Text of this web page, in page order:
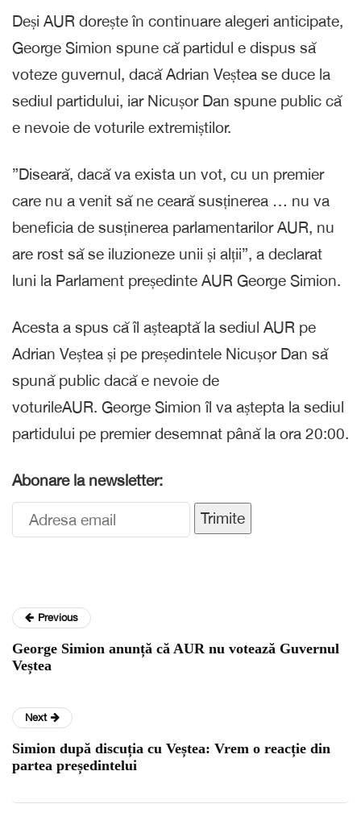
Deși AUR dorește în continuare alegeri anticipate,
George Simion spune că partidul e dispus să
voteze guvernul, dacă Adrian Veștea se duce la
sediul partidului, iar Nicușor Dan spune public că
e nevoie de voturile extremiștilor.
”Diseară, dacă va exista un vot, cu un premier
care nu a venit să ne ceară susținerea … nu va
beneficia de susținerea parlamentarilor AUR, nu
are rost să se iluzioneze unii și alții”, a declarat
luni la Parlament președinte AUR George Simion.
Acesta a spus că îl așteaptă la sediul AUR pe
Adrian Veștea și pe președintele Nicușor Dan să
spună public dacă e nevoie de
voturileAUR. George Simion îl va aștepta la sediul
partidului pe premier desemnat până la ora 20:00.
Abonare la newsletter:
Trimite
Previous
George Simion anunță că AUR nu votează Guvernul
Veștea
Next
Simion după discuția cu Veștea: Vrem o reacție din
partea președintelui